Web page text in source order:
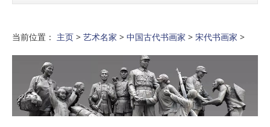
当前位置： 主页 > 艺术名家 > 中国古代书画家 > 宋代书画家 >